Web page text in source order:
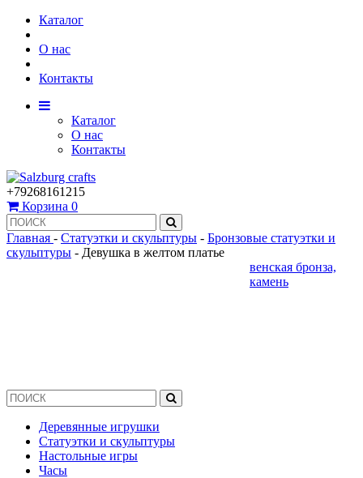
Каталог
О нас
Контакты
Каталог
О нас
Контакты
+79268161215
Корзина 0
Главная - Статуэтки и скульптуры - Бронзовые статуэтки и
скульптуры - Девушка в желтом платье
Деревянные игрушки
Статуэтки и скульптуры
Настольные игры
Часы
венская бронза,
камень